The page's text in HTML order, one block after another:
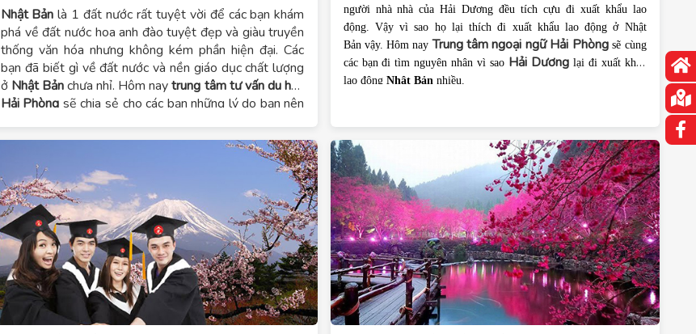
Nhật Bản là 1 đất nước rất tuyệt vời để các bạn khám
phá về đất nước hoa anh đào tuyệt đẹp và giàu truyền
thống văn hóa nhưng không kém phần hiện đại. Các
bạn đã biết gì về đất nước và nền giáo dục chất lượng
ở Nhật Bảnchưa nhỉ. Hôm naytrung tâm tư vấn du học
Hải Phòng sẽ chia sẻ cho các bạn những lý do bạn nên
người nhà nhà của Hải Dương đều tích cựu đi xuất khẩu lao
động. Vậy vì sao họ lại thích đi xuất khẩu lao động ở Nhật
Bản vậy. Hôm nay Trung tâm ngoại ngữ Hải Phòngsẽ cùng
các bạn đi tìm nguyên nhân vì sao Hải Dươnglại đi xuất khẩu
lao động Nhật Bảnnhiều.